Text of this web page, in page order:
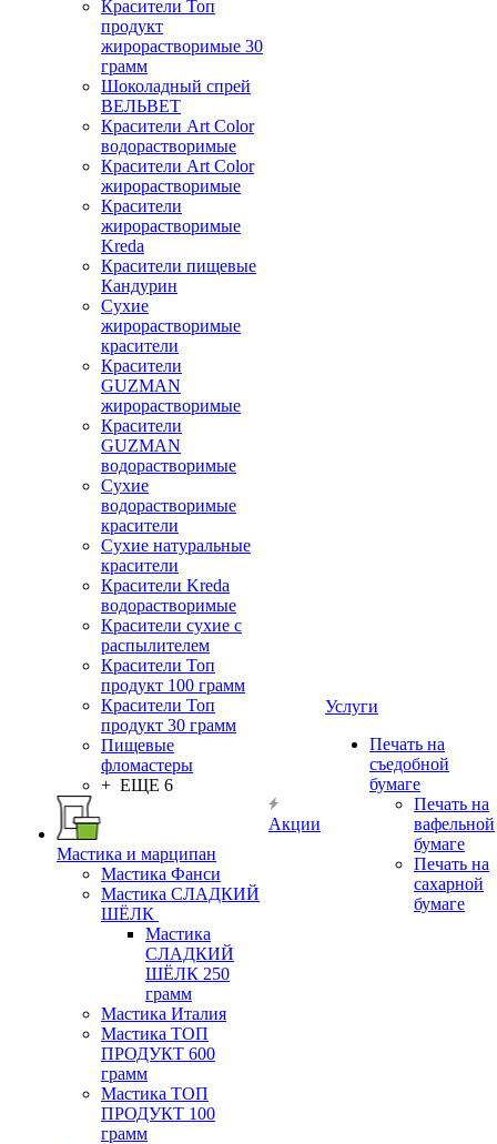
Красители Топ
продукт
жирорастворимые 30
грамм
Шоколадный спрей
ВЕЛЬВЕТ
Красители Art Color
водорастворимые
Красители Art Color
жирорастворимые
Красители
жирорастворимые
Kreda
Красители пищевые
Кандурин
Сухие
жирорастворимые
красители
Красители
GUZMAN
жирорастворимые
Красители
GUZMAN
водорастворимые
Сухие
водорастворимые
красители
Сухие натуральные
красители
Красители Kreda
водорастворимые
Красители сухие с
распылителем
Красители Топ
продукт 100 грамм
Красители Топ
продукт 30 грамм
Пищевые
фломастеры
+ ЕЩЕ 6
Мастика и марципан
Мастика Фанси
Мастика СЛАДКИЙ
ШЁЛК
Мастика
СЛАДКИЙ
ШЁЛК 250
грамм
Мастика Италия
Мастика ТОП
ПРОДУКТ 600
грамм
Мастика ТОП
ПРОДУКТ 100
грамм
Акции
Услуги
Печать на
съедобной
бумаге
Печать на
вафельной
бумаге
Печать на
сахарной
бумаге